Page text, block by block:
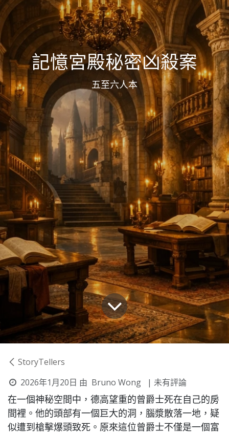
記憶宮殿秘密凶殺案
五至六人本
StoryTellers
2026年1月20日 由 Bruno Wong | 未有評論
在一個神秘空間中，德高望重的曾爵士死在自己的房
間裡。他的頭部有一個巨大的洞，腦漿散落一地，疑
似遭到槍擊爆頭致死。原來這位曾爵士不僅是一個富